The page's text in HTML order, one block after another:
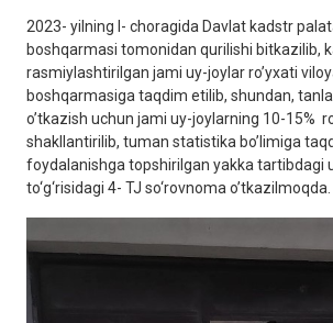
2023- yilning I- choragida Davlat kadstr
boshqarmasi tomonidan qurilishi bitkazilib,
rasmiylashtirilgan jami uy-joylar ro’yxati
boshqarmasiga taqdim etilib, shundan,
o’tkazish uchun jami uy-joylarning 10-15%
shakllantirilib, tuman statistika bo’limiga
foydalanishga topshirilgan yakka tartibdagi
to‘g‘risidagi 4- TJ so‘rovnoma o’tkazilmoqda.